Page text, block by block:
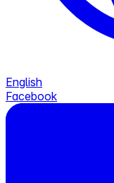
English
Facebook